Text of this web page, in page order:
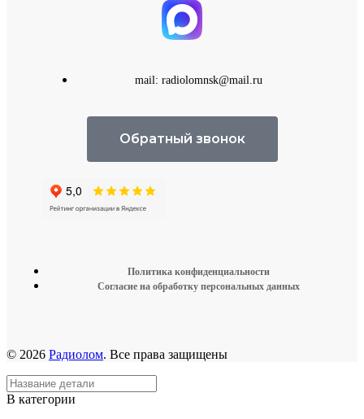
mail: radiolomnsk@mail.ru
Обратный звонок
Политика конфиденциальности
Согласие на обработку персональных данных
© 2026 Радиолом. Все права защищены
В категории